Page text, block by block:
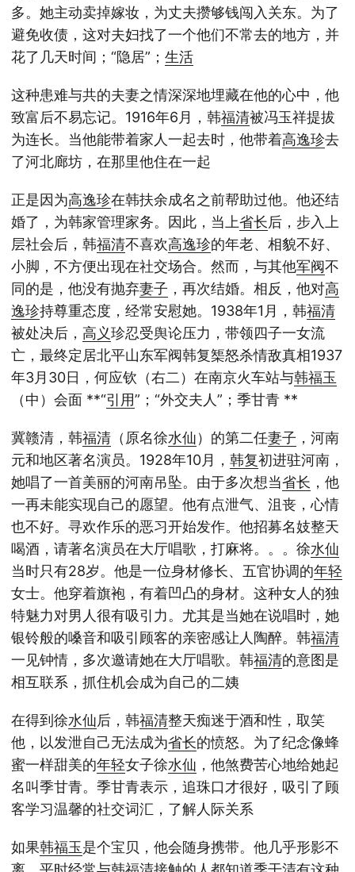
多。她主动卖掉嫁妆，为丈夫攒够钱闯入关东。为了
避免收债，这对夫妇找了一个他们不常去的地方，并
花了几天时间；“隐居”； 生活
这种患难与共的夫妻之情深深地埋藏在他的心中，他
致富后不易忘记。1916年6月，韩福清被冯玉祥提拔
为连长。当他能带着家人一起去时，他带着高逸珍去
了河北廊坊，在那里他住在一起
正是因为高逸珍在韩扶余成名之前帮助过他。他还结
婚了，为韩家管理家务。因此，当上省长后，步入上
层社会后，韩福清不喜欢高逸珍的年老、相貌不好、
小脚，不方便出现在社交场合。然而，与其他军阀不
同的是，他没有抛弃妻子 ，再次结婚。相反，他对高
逸珍持尊重态度，经常安慰她。1938年1月，韩福清
被处决后， 高义珍忍受舆论压力，带领四子一女流
亡，最终定居北平山东军阀韩复榘怒杀情敌真相1937
年3月30日，何应钦（右二）在南京火车站与韩福玉
（中）会面 **“引用”；“外交夫人”；季甘青 **
冀赣清，韩福清 （原名徐水仙）的第二任妻子 ，河南
元和地区著名演员。1928年10月， 韩复初进驻河南，
她唱了一首美丽的河南吊坠。由于多次想当省长 ，他
一再未能实现自己的愿望。他有点泄气、沮丧，心情
也不好。寻欢作乐的恶习开始发作。他招募名妓整天
喝酒，请著名演员在大厅唱歌，打麻将。。。徐水仙
当时只有28岁。他是一位身材修长、五官协调的年轻
女士。他穿着旗袍，有着凹凸的身材。这种女人的独
特魅力对男人很有吸引力。尤其是当她在说唱时，她
银铃般的嗓音和吸引顾客的亲密感让人陶醉。韩福清
一见钟情，多次邀请她在大厅唱歌。韩福清的意图是
相互联系，抓住机会成为自己的二姨
在得到徐水仙后，韩福清整天痴迷于酒和性，取笑
他，以发泄自己无法成为省长的愤怒。为了纪念像蜂
蜜一样甜美的年轻女子徐水仙 ，他煞费苦心地给她起
名叫季甘青。季甘青表示，追珠口才很好，吸引了顾
客学习温馨的社交词汇，了解人际关系
如果韩福玉是个宝贝，他会随身携带。他几乎形影不